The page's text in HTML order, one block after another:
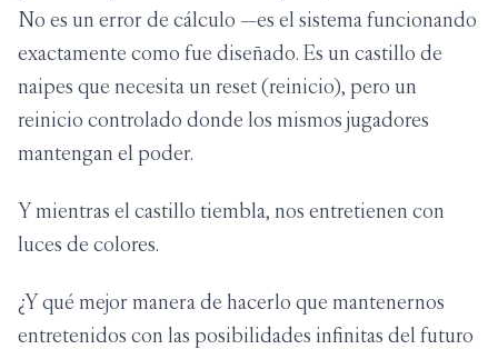
No es un error de cálculo —es el sistema funcionando
exactamente como fue diseñado. Es un castillo de
naipes que necesita un reset (reinicio), pero un
reinicio controlado donde los mismos jugadores
mantengan el poder.
Y mientras el castillo tiembla, nos entretienen con
luces de colores.
¿Y qué mejor manera de hacerlo que mantenernos
entretenidos con las posibilidades infinitas del futuro